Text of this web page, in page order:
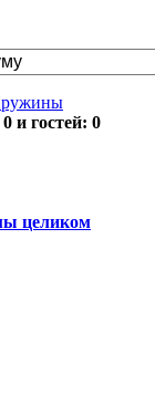
и гостей: 0
целиком